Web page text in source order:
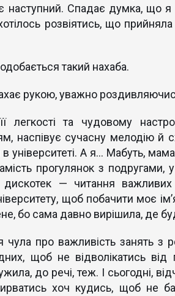
наступний. Спадає думка, що
розвіятись, що
такий нахаба.
рукою, уважно
легкості та чудовому
наспівує сучасну мелодію
університеті. А я… Мабуть,
прогулянок з подругами,
дискотек — читання
щоб побачити моє
бо сама давно вирішила, де
про важливість занять з
щоб не відволікатись
до речі, теж. І сьогодні,
хоч кудись, щоб не